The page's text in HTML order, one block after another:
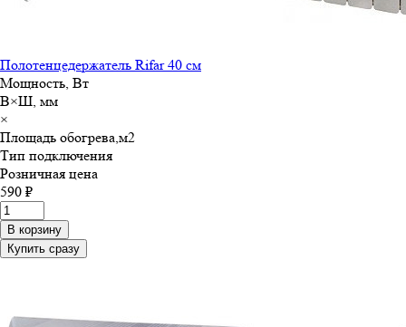
Полотенцедержатель Rifar 40 см
Мощность, Вт
В×Ш, мм
×
Площадь обогрева,м2
Тип подключения
Розничная цена
590 ₽
В корзину
Купить сразу